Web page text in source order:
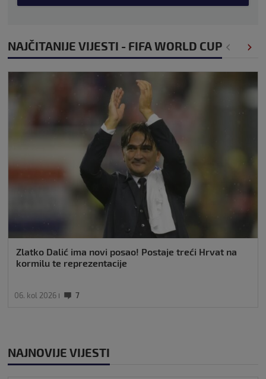
NAJČITANIJE VIJESTI - FIFA WORLD CUP
Zlatko Dalić ima novi posao! Postaje treći Hrvat na
kormilu te reprezentacije
06. kol 2026 7
NAJNOVIJE VIJESTI